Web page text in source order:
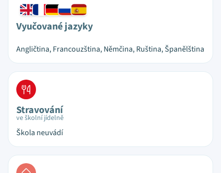
Vyučované jazyky
Angličtina, Francouzština, Němčina, Ruština, Španělština
Stravování
ve školní jídelně
Škola neuvádí